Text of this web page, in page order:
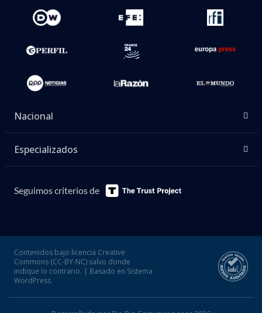
Nacional
Especializados
Seguimos criterios de
Contenidos bajo licencia Creative
Commons (CC-BY-NC) salvo donde
indique lo contrario. | Basado en Sistema
WordPress.